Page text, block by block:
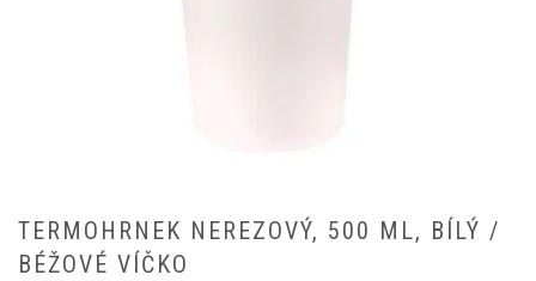
TERMOHRNEK NEREZOVÝ, 500 ML, BÍLÝ /
BÉŽOVÉ VÍČKO